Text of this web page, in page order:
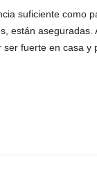
suficiente como
están
ser fuerte en casa